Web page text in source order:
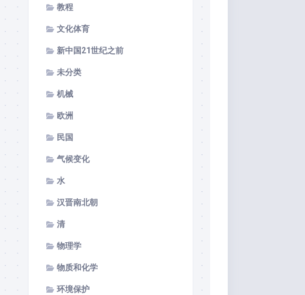
教程
文化体育
新中国21世纪之前
未分类
机械
欧洲
民国
气候变化
水
汉晋南北朝
清
物理学
物质和化学
环境保护